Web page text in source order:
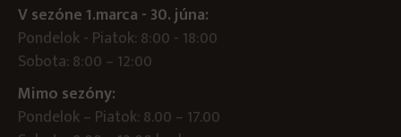
V sezóne 1.marca - 30. júna:
Pondelok - Piatok: 8:00 - 18:00
Sobota: 8:00 – 12:00
Mimo sezóny:
Pondelok – Piatok: 8.00 – 17.00